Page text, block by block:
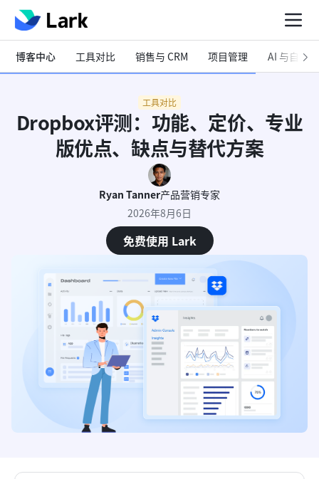
博客中心 工具对比 销售与 CRM 项目管理 AI 与自动化
工具对比
Dropbox评测：功能、定价、专业
版优点、缺点与替代方案
Ryan Tanner产品营销专家
2026年8月6日
免费使用 Lark
什么是Dropbox？
Dropbox 功能评测：核心存储空间及更多
Dropbox 用户体验：应用、界面与性能